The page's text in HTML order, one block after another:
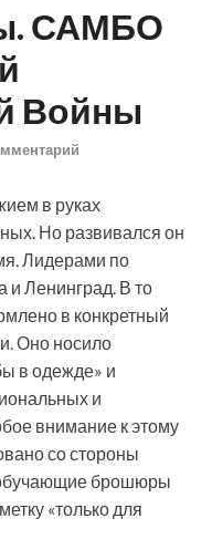
САМБО
Войны
в руках
Но развивался он
Лидерами по
и Ленинград. В то
в конкретный
Оно носило
в одежде» и
и
внимание к этому
со стороны
брошюры
«только для